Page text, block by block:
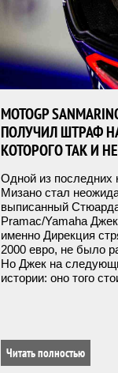
MOTOGP
ПОЛУЧИЛ ШТРАФ
КОТОРОГО ТАК И
Одной из последних
Мизано стал
выписанный
Pramac/Yamaha
именно Дирекция
2000 евро, не было
Но Джек на
истории: оно того
Читать полностью